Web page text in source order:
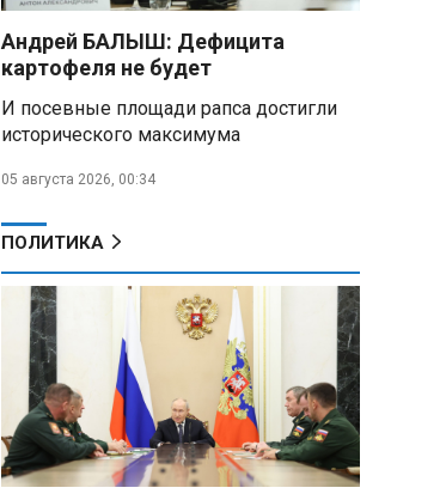
Алесандр Лукашенко назвал
работу сельской торговли
возмутился «просрочкой и
тухлятиной»
Владимир Путин обсудил с
меры по защите инфраструктуры
Минобороны РФ: «Искандер»
уничтожил эшелон с техникой
ВСУ в Днепропетровской
области
Главы правительств ЕАЭС
подписали три соглашения по
e‑торговле, биржевому рынку и
Андрей БАЛЫШ: Дефицита
картофеля не будет
И посевные площади рапса достигли
исторического максимума
05 августа 2026, 00:34
ПОЛИТИКА